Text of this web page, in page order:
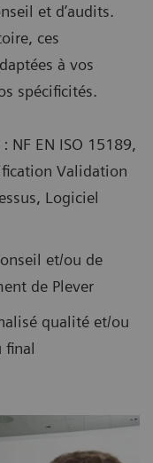
et d’audits.
ces
à vos
spécificités.
: NF EN ISO 15189,
Validation
Logiciel
et/ou de
de Plever
qualité et/ou
final